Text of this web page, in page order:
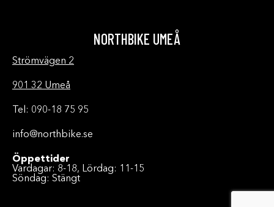
NORTHBIKE UMEÅ
Strömvägen 2
901 32 Umeå
Tel: 090-18 75 95
info@northbike.se
Öppettider
Vardagar: 8-18, Lördag: 11-15
Söndag: Stängt